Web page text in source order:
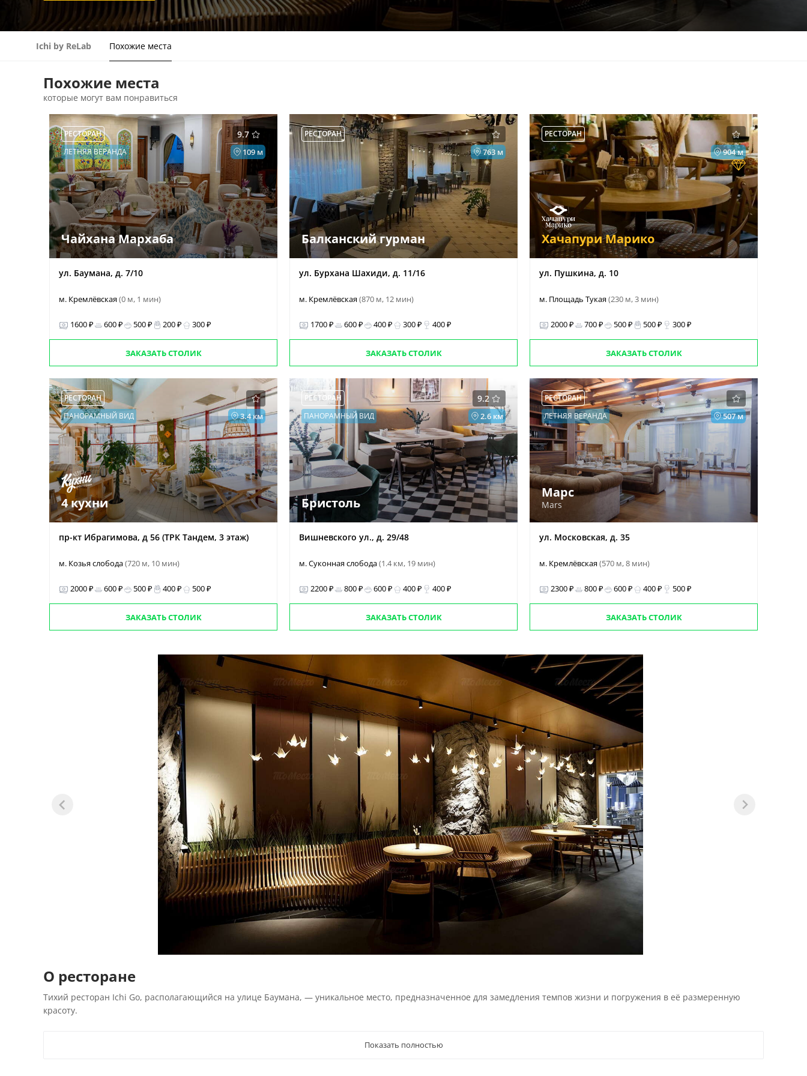
Ichi by ReLab Похожие места
Похожие места
которые могут вам понравиться
9.7
РЕСТОРАН
109 м
ЛЕТНЯЯ ВЕРАНДА
Чайхана Мархаба
ул. Баумана, д. 7/10
м. Кремлёвская(0 м, 1 мин)
1600 ₽ 600 ₽ 500 ₽ 200 ₽ 300 ₽
ЗАКАЗАТЬ СТОЛИК
РЕСТОРАН
763 м
Балканский гурман
ул. Бурхана Шахиди, д. 11/16
м. Кремлёвская(870 м, 12 мин)
1700 ₽ 600 ₽ 400 ₽ 300 ₽ 400 ₽
ЗАКАЗАТЬ СТОЛИК
РЕСТОРАН
904 м
Хачапури Марико
ул. Пушкина, д. 10
м. Площадь Тукая(230 м, 3 мин)
2000 ₽ 700 ₽ 500 ₽ 500 ₽ 300 ₽
ЗАКАЗАТЬ СТОЛИК
РЕСТОРАН
3.4 км
ПАНОРАМНЫЙ ВИД
4 кухни
пр-кт Ибрагимова, д 56 (ТРК Тандем, 3 этаж)
м. Козья слобода(720 м, 10 мин)
2000 ₽ 600 ₽ 500 ₽ 400 ₽ 500 ₽
ЗАКАЗАТЬ СТОЛИК
9.2
РЕСТОРАН
2.6 км
ПАНОРАМНЫЙ ВИД
Бристоль
Вишневского ул., д. 29/48
м. Суконная слобода(1.4 км, 19 мин)
2200 ₽ 800 ₽ 600 ₽ 400 ₽ 400 ₽
ЗАКАЗАТЬ СТОЛИК
РЕСТОРАН
507 м
ЛЕТНЯЯ ВЕРАНДА
Марс
Mars
ул. Московская, д. 35
м. Кремлёвская(570 м, 8 мин)
2300 ₽ 800 ₽ 600 ₽ 400 ₽ 500 ₽
ЗАКАЗАТЬ СТОЛИК
О ресторане
Тихий ресторан Ichi Go, располагающийся на улице Баумана, — уникальное место, предназначенное для замедления темпов жизни и погружения в её размеренную
красоту.
Показать полностью